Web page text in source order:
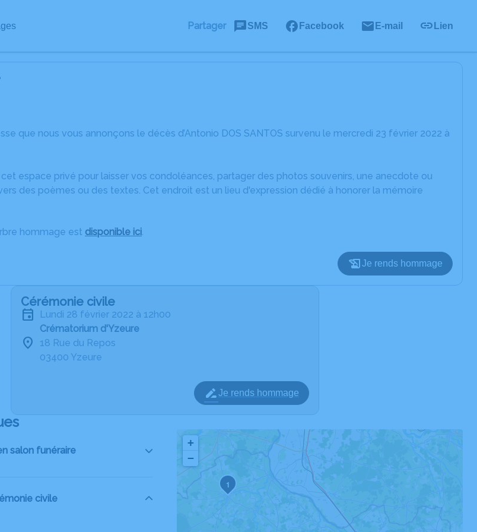
Partager SMS Facebook E-mail Lien
que nous vous annonçons le décès d’Antonio DOS SANTOS survenu le mercredi 23 février 2022 à
espace privé pour laisser vos condoléances, partager des photos souvenirs, une anecdote ou
des poèmes ou des textes. Cet endroit est un lieu d'expression dédié à honorer la mémoire
hommage est disponible ici.
Je rends hommage
Cérémonie civile
lundi 28 février 2022 à 12h00
Crématorium d'Yzeure
18 Rue du Repos
03400 Yzeure
Je rends hommage
salon funéraire
civile
1
+
−